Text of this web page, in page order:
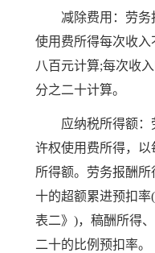
减除费用：劳务
使用费所得每次收
八百元计算;每次收
分之二十计算。
应纳税所得额：
许权使用费所得，
所得额。劳务报酬
十的超额累进预扣
表二》)，稿酬所得
二十的比例预扣率。